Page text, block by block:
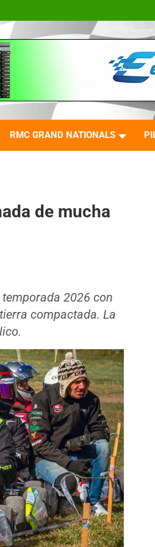
RMC GRAND NATIONALS
de mucha
2026 con
compactada. La